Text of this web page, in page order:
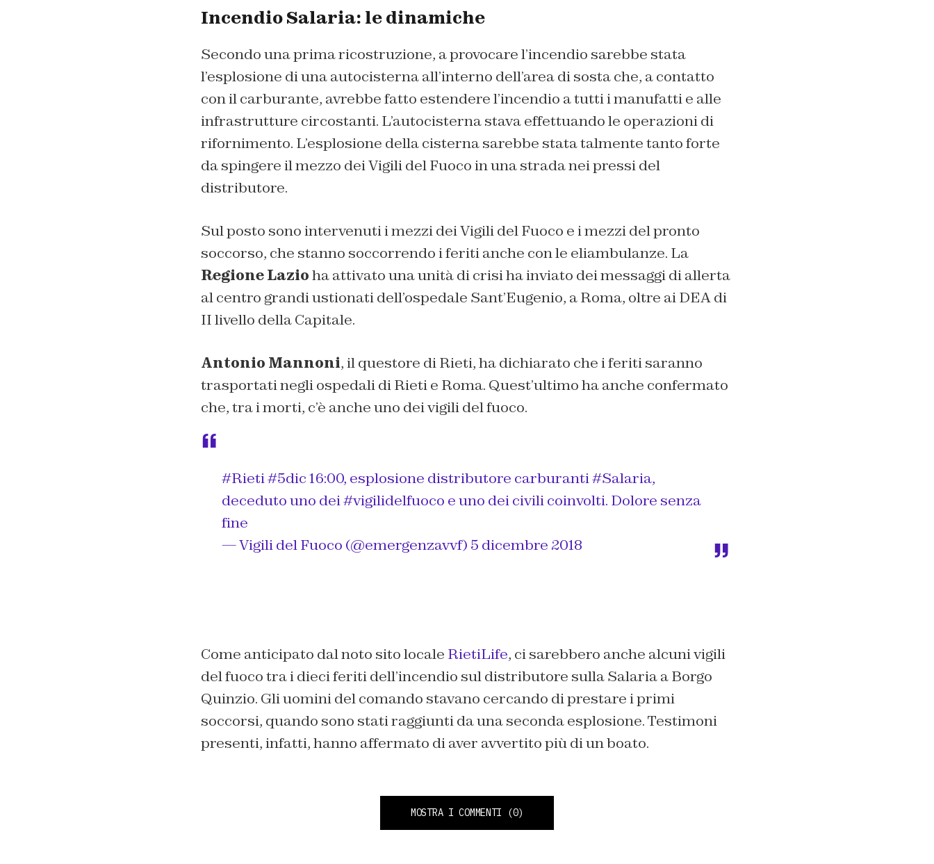
Incendio Salaria: le dinamiche
Secondo una prima ricostruzione, a provocare l’incendio sarebbe stata
l’esplosione di una autocisterna all’interno dell’area di sosta che, a contatto
con il carburante, avrebbe fatto estendere l’incendio a tutti i manufatti e alle
infrastrutture circostanti. L’autocisterna stava effettuando le operazioni di
rifornimento. L’esplosione della cisterna sarebbe stata talmente tanto forte
da spingere il mezzo dei Vigili del Fuoco in una strada nei pressi del
distributore.
Sul posto sono intervenuti i mezzi dei Vigili del Fuoco e i mezzi del pronto
soccorso, che stanno soccorrendo i feriti anche con le eliambulanze. La
Regione Lazioha attivato una unità di crisi ha inviato dei messaggi di allerta
al centro grandi ustionati dell’ospedale Sant’Eugenio, a Roma, oltre ai DEA di
II livello della Capitale.
Antonio Mannoni, il questore di Rieti, ha dichiarato che i feriti saranno
trasportati negli ospedali di Rieti e Roma. Quest’ultimo ha anche confermato
che, tra i morti, c’è anche uno dei vigili del fuoco.
#Rieti#5dic16:00, esplosione distributore carburanti#Salaria,
deceduto uno dei#vigilidelfuoco e uno dei civili coinvolti. Dolore senza
fine
— Vigili del Fuoco (@emergenzavvf) 5 dicembre 2018
Come anticipato dal noto sito locale RietiLife, ci sarebbero anche alcuni vigili
del fuoco tra i dieci feriti dell’incendio sul distributore sulla Salaria a Borgo
Quinzio. Gli uomini del comando stavano cercando di prestare i primi
soccorsi, quando sono stati raggiunti da una seconda esplosione. Testimoni
presenti, infatti, hanno affermato di aver avvertito più di un boato.
MOSTRA I COMMENTI (0)